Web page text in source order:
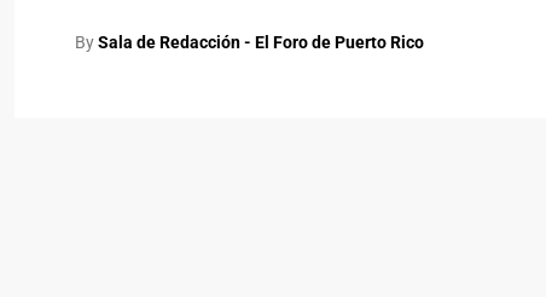
BySala de Redacción - El Foro de Puerto Rico